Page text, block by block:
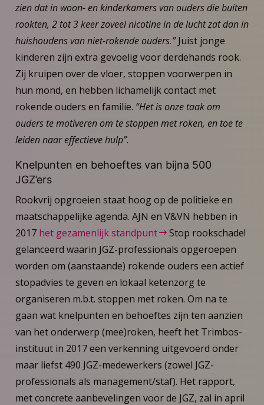
zien dat in woon- en kinderkamers van ouders die buiten
rookten, 2 tot 3 keer zoveel nicotine in de lucht zat dan in
huishoudens van niet-rokende ouders.”Juist jonge
kinderen zijn extra gevoelig voor derdehands rook.
Zij kruipen over de vloer, stoppen voorwerpen in
hun mond, en hebben lichamelijk contact met
rokende ouders en familie. “Het is onze taak om
ouders te motiveren om te stoppen met roken, en toe te
leiden naar effectieve hulp”.
Knelpunten en behoeftes van bijna 500
JGZ’ers
Rookvrij opgroeien staat hoog op de politieke en
maatschappelijke agenda. AJN en V&VN hebben in
2017 het gezamenlijk standpunt
Stop rookschade!
gelanceerd waarin JGZ-professionals opgeroepen
worden om (aanstaande) rokende ouders een actief
stopadvies te geven en lokaal ketenzorg te
organiseren m.b.t. stoppen met roken. Om na te
gaan wat knelpunten en behoeftes zijn ten aanzien
van het onderwerp (mee)roken, heeft het Trimbos-
instituut in 2017 een verkenning uitgevoerd onder
maar liefst 490 JGZ-medewerkers (zowel JGZ-
professionals als management/staf). Het rapport,
met concrete aanbevelingen voor de JGZ, zal in april